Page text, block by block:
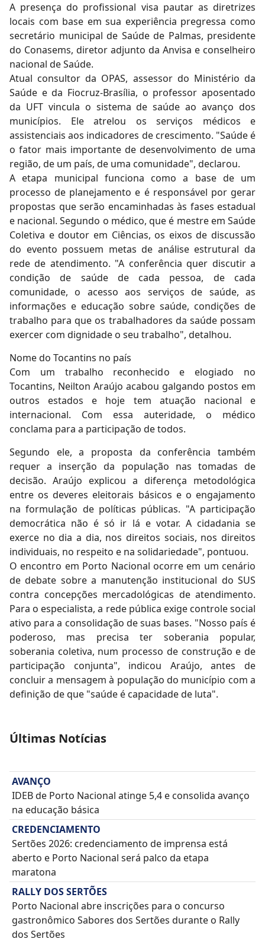
A presença do profissional visa pautar as diretrizes
locais com base em sua experiência pregressa como
secretário municipal de Saúde de Palmas, presidente
do Conasems, diretor adjunto da Anvisa e conselheiro
nacional de Saúde.
Atual consultor da OPAS, assessor do Ministério da
Saúde e da Fiocruz-Brasília, o professor aposentado
da UFT vincula o sistema de saúde ao avanço dos
municípios. Ele atrelou os serviços médicos e
assistenciais aos indicadores de crescimento. "Saúde é
o fator mais importante de desenvolvimento de uma
região, de um país, de uma comunidade", declarou.
A etapa municipal funciona como a base de um
processo de planejamento e é responsável por gerar
propostas que serão encaminhadas às fases estadual
e nacional. Segundo o médico, que é mestre em Saúde
Coletiva e doutor em Ciências, os eixos de discussão
do evento possuem metas de análise estrutural da
rede de atendimento. "A conferência quer discutir a
condição de saúde de cada pessoa, de cada
comunidade, o acesso aos serviços de saúde, as
informações e educação sobre saúde, condições de
trabalho para que os trabalhadores da saúde possam
exercer com dignidade o seu trabalho", detalhou.
Nome do Tocantins no país
Com um trabalho reconhecido e elogiado no
Tocantins, Neilton Araújo acabou galgando postos em
outros estados e hoje tem atuação nacional e
internacional. Com essa auteridade, o médico
conclama para a participação de todos.
Segundo ele, a proposta da conferência também
requer a inserção da população nas tomadas de
decisão. Araújo explicou a diferença metodológica
entre os deveres eleitorais básicos e o engajamento
na formulação de políticas públicas. "A participação
democrática não é só ir lá e votar. A cidadania se
exerce no dia a dia, nos direitos sociais, nos direitos
individuais, no respeito e na solidariedade", pontuou.
O encontro em Porto Nacional ocorre em um cenário
de debate sobre a manutenção institucional do SUS
contra concepções mercadológicas de atendimento.
Para o especialista, a rede pública exige controle social
ativo para a consolidação de suas bases. "Nosso país é
poderoso, mas precisa ter soberania popular,
soberania coletiva, num processo de construção e de
participação conjunta", indicou Araújo, antes de
concluir a mensagem à população do município com a
definição de que "saúde é capacidade de luta".
Últimas Notícias
AVANÇO
IDEB de Porto Nacional atinge 5,4 e consolida avanço
na educação básica
CREDENCIAMENTO
Sertões 2026: credenciamento de imprensa está
aberto e Porto Nacional será palco da etapa
maratona
RALLY DOS SERTÕES
Porto Nacional abre inscrições para o concurso
gastronômico Sabores dos Sertões durante o Rally
dos Sertões